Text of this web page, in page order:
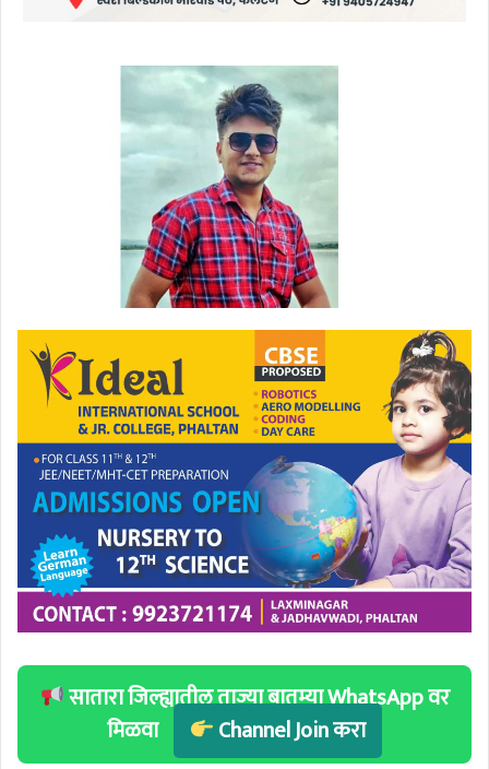
सातारा जिल्ह्यातील ताज्या बातम्या WhatsApp वर
मिळवा
Channel Join करा